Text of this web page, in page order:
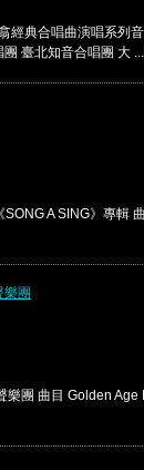
經典合唱曲演唱系列
臺北知音合唱團 大 ...
A SING》專輯
樂團
樂團 曲目 Golden